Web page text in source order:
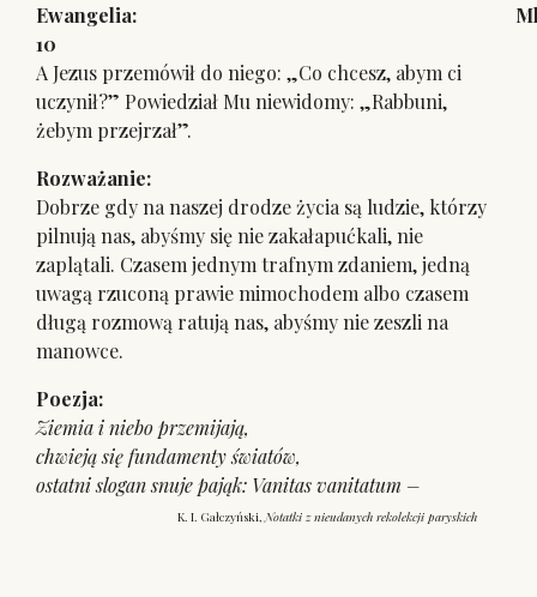
Ewangelia:
10
A Jezus przemówił do niego: „Co chcesz, abym ci
uczynił?” Powiedział Mu niewidomy: „Rabbuni,
żebym przejrzał”.
Rozważanie:
Dobrze gdy na naszej drodze życia są ludzie, którzy
pilnują nas, abyśmy się nie zakałapućkali, nie
zaplątali. Czasem jednym trafnym zdaniem, jedną
uwagą rzuconą prawie mimochodem albo czasem
długą rozmową ratują nas, abyśmy nie zeszli na
manowce.
Poezja:
Ziemia i niebo przemijają,
chwieją się fundamenty światów,
ostatni slogan snuje pająk: Vanitas vanitatum –
K. I. Gałczyński, Notatki z nieudanych rekolekcji paryskich